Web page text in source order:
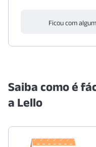
Ficou com
Saiba como é
a Lello